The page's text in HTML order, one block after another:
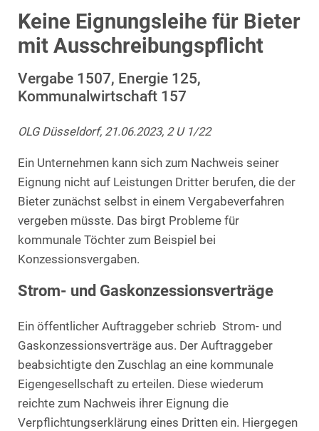
Keine Eignungsleihe für Bieter
mit Ausschreibungspflicht
Vergabe 1507, Energie 125,
Kommunalwirtschaft 157
OLG Düsseldorf, 21.06.2023, 2 U 1/22
Ein Unternehmen kann sich zum Nachweis seiner
Eignung nicht auf Leistungen Dritter berufen, die der
Bieter zunächst selbst in einem Vergabeverfahren
vergeben müsste. Das birgt Probleme für
kommunale Töchter zum Beispiel bei
Konzessionsvergaben.
Strom- und Gaskonzessionsverträge
Ein öffentlicher Auftraggeber schrieb Strom- und
Gaskonzessionsverträge aus. Der Auftraggeber
beabsichtigte den Zuschlag an eine kommunale
Eigengesellschaft zu erteilen. Diese wiederum
reichte zum Nachweis ihrer Eignung die
Verpflichtungserklärung eines Dritten ein. Hiergegen